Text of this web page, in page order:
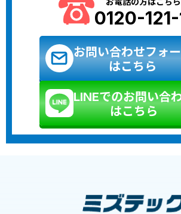
0120-
お問い合わせフォ
はこちら
LINEでのお問い合
はこちら